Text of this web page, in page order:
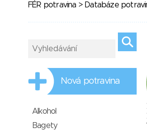
FÉR potravina > Databáze
Nová potravina
Alkohol
Bagety